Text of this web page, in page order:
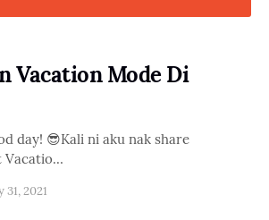
Vacation Mode Di
day! 😎Kali ni aku nak share
Vacatio…
31, 2021